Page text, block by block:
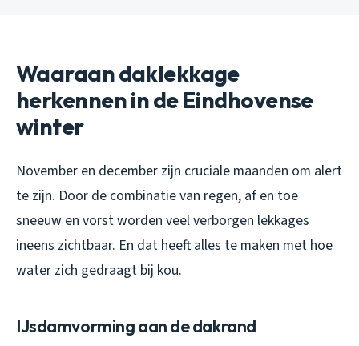
Waaraan daklekkage
herkennen in de Eindhovense
winter
November en december zijn cruciale maanden om alert
te zijn. Door de combinatie van regen, af en toe
sneeuw en vorst worden veel verborgen lekkages
ineens zichtbaar. En dat heeft alles te maken met hoe
water zich gedraagt bij kou.
IJsdamvorming aan de dakrand